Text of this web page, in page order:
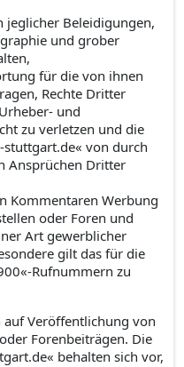
jeglicher Beleidigungen,
und grober
für die von ihnen
Rechte Dritter
und
zu verletzen und die
von durch
Ansprüchen Dritter
Kommentaren Werbung
oder Foren und
Art gewerblicher
gilt das für die
Rufnummern zu
auf Veröffentlichung von
Forenbeiträgen. Die
behalten sich vor,